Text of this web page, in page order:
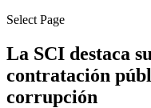
Select Page
La SCI destaca
contratación
corrupción